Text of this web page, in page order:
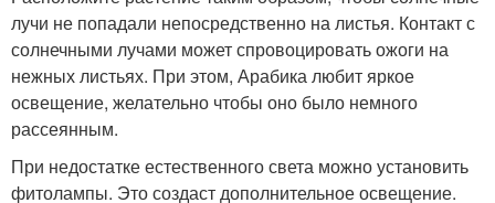
лучи не попадали непосредственно на листья. Контакт с
солнечными лучами может спровоцировать ожоги на
нежных листьях. При этом, Арабика любит яркое
освещение, желательно чтобы оно было немного
рассеянным.
При недостатке естественного света можно установить
фитолампы. Это создаст дополнительное освещение.